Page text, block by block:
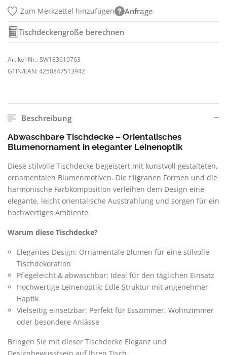
Zum Merkzettel hinzufügen Anfrage
Tischdeckengröße berechnen
Artikel-Nr.: SW183610763
GTIN/EAN: 4250847513942
Beschreibung
Abwaschbare Tischdecke – Orientalisches
Blumenornament in eleganter Leinenoptik
Diese stilvolle Tischdecke begeistert mit kunstvoll gestalteten,
ornamentalen Blumenmotiven. Die filigranen Formen und die
harmonische Farbkomposition verleihen dem Design eine
elegante, leicht orientalische Ausstrahlung und sorgen für ein
hochwertiges Ambiente.
Warum diese Tischdecke?
Elegantes Design: Ornamentale Blumen für eine stilvolle
Tischdekoration
Pflegeleicht & abwaschbar: Ideal für den täglichen Einsatz
Hochwertige Leinenoptik: Edle Struktur mit angenehmer
Haptik
Vielseitig einsetzbar: Perfekt für Esszimmer, Wohnzimmer
oder besondere Anlässe
Bringen Sie mit dieser Tischdecke Eleganz und